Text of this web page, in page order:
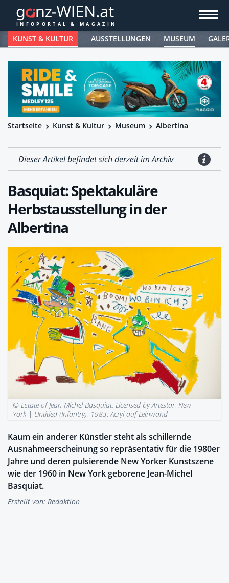
KUNST & KULTUR AUSSTELLUNGEN MUSEUM
Startseite Kunst & Kultur Museum Albertina
Dieser Artikel befindet sich derzeit im Archiv
Basquiat: Spektakuläre
Herbstausstellung in der
Albertina
© Estate of Jean-Michel Basquiat. Licensed by Artestar, New
York | Untitled (Infantry), 1983: Acryl auf Leinwand
Kaum ein anderer Künstler steht als schillernde
Ausnahmeerscheinung so repräsentativ für die 1980er
Jahre und deren pulsierende New Yorker Kunstszene
wie der 1960 in New York geborene Jean-Michel
Basquiat.
Erstellt von: Redaktion